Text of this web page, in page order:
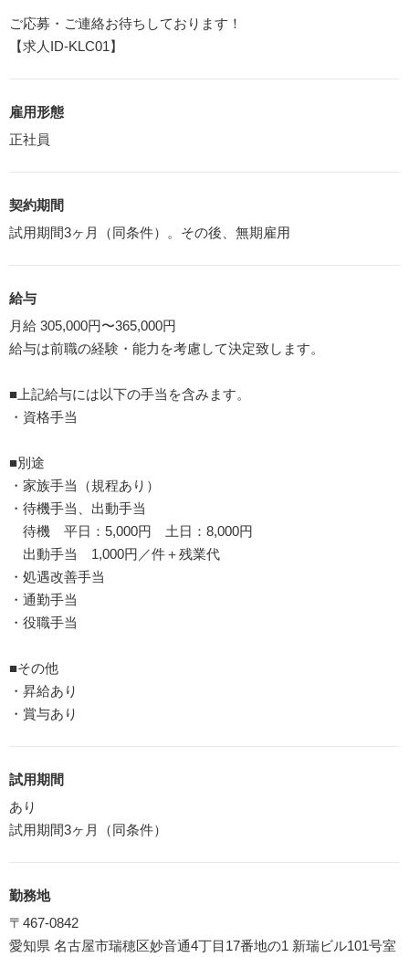
ご応募・ご連絡お待ちしております！
【求人ID-KLC01】
雇用形態
正社員
契約期間
試用期間3ヶ月（同条件）。その後、無期雇用
給与
月給 305,000円〜365,000円
給与は前職の経験・能力を考慮して決定致します。
■上記給与には以下の手当を含みます。
・資格手当
■別途
・家族手当（規程あり）
・待機手当、出動手当
待機 平日：5,000円 土日：8,000円
出動手当 1,000円／件＋残業代
・処遇改善手当
・通勤手当
・役職手当
■その他
・昇給あり
・賞与あり
試用期間
あり
試用期間3ヶ月（同条件）
勤務地
〒467-0842
愛知県 名古屋市瑞穂区妙音通4丁目17番地の1 新瑞ビル101号室